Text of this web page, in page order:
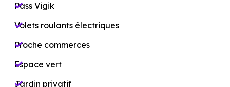
Pass Vigik
Volets roulants électriques
Proche commerces
Espace vert
Jardin privatif